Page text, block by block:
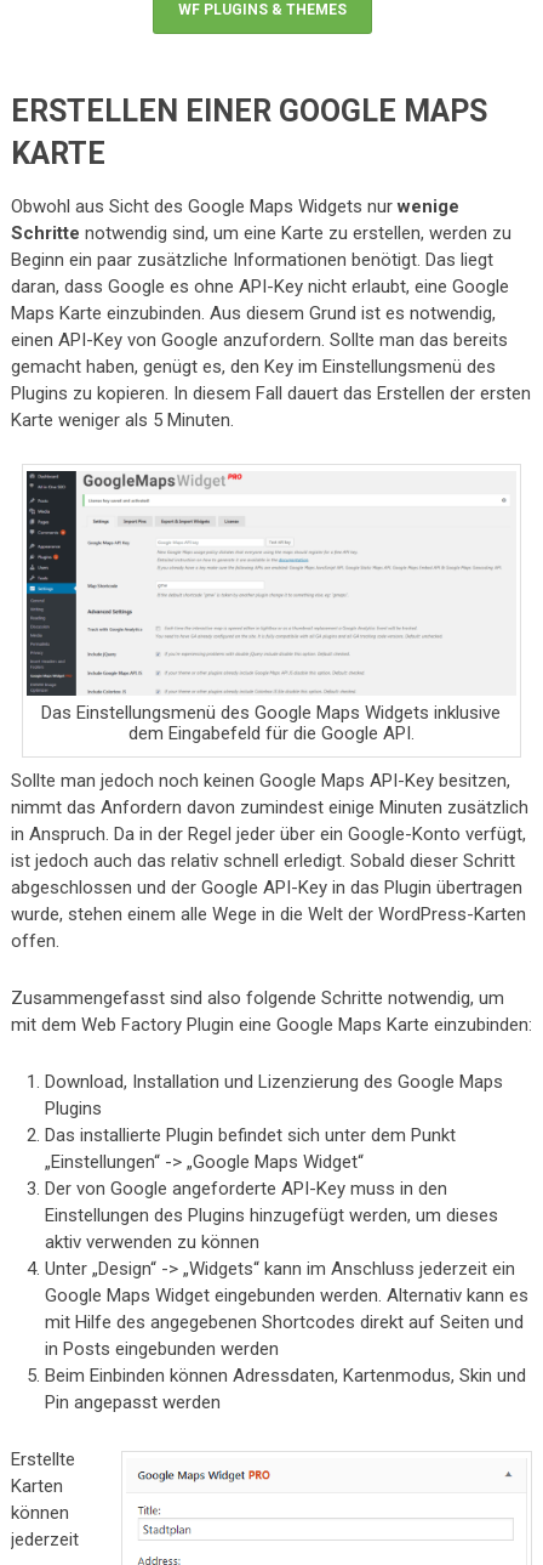
WF PLUGINS & THEMES
ERSTELLEN EINER GOOGLE MAPS
KARTE
Obwohl aus Sicht des Google Maps Widgets nurwenige
Schritte notwendig sind, um eine Karte zu erstellen, werden zu
Beginn ein paar zusätzliche Informationen benötigt. Das liegt
daran, dass Google es ohne API-Key nicht erlaubt, eine Google
Maps Karte einzubinden. Aus diesem Grund ist es notwendig,
einen API-Key von Google anzufordern. Sollte man das bereits
gemacht haben, genügt es, den Key im Einstellungsmenü des
Plugins zu kopieren. In diesem Fall dauert das Erstellen der ersten
Karte weniger als 5 Minuten.
Das Einstellungsmenü des Google Maps Widgets inklusive
dem Eingabefeld für die Google API.
Sollte man jedoch noch keinen Google Maps API-Key besitzen,
nimmt das Anfordern davon zumindest einige Minuten zusätzlich
in Anspruch. Da in der Regel jeder über ein Google-Konto verfügt,
ist jedoch auch das relativ schnell erledigt. Sobald dieser Schritt
abgeschlossen und der Google API-Key in das Plugin übertragen
wurde, stehen einem alle Wege in die Welt der WordPress-Karten
offen.
Zusammengefasst sind also folgende Schritte notwendig, um
mit dem Web Factory Plugin eine Google Maps Karte einzubinden:
Download, Installation und Lizenzierung des Google Maps
Plugins
Das installierte Plugin befindet sich unter dem Punkt
„Einstellungen“ -> „Google Maps Widget“
Der von Google angeforderte API-Key muss in den
Einstellungen des Plugins hinzugefügt werden, um dieses
aktiv verwenden zu können
Unter „Design“ -> „Widgets“ kann im Anschluss jederzeit ein
Google Maps Widget eingebunden werden. Alternativ kann es
mit Hilfe des angegebenen Shortcodes direkt auf Seiten und
in Posts eingebunden werden
Beim Einbinden können Adressdaten, Kartenmodus, Skin und
Pin angepasst werden
Erstellte
Karten
können
jederzeit